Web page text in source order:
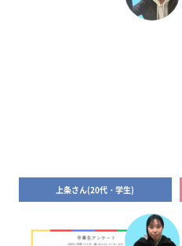
上条さん(20代・学生)